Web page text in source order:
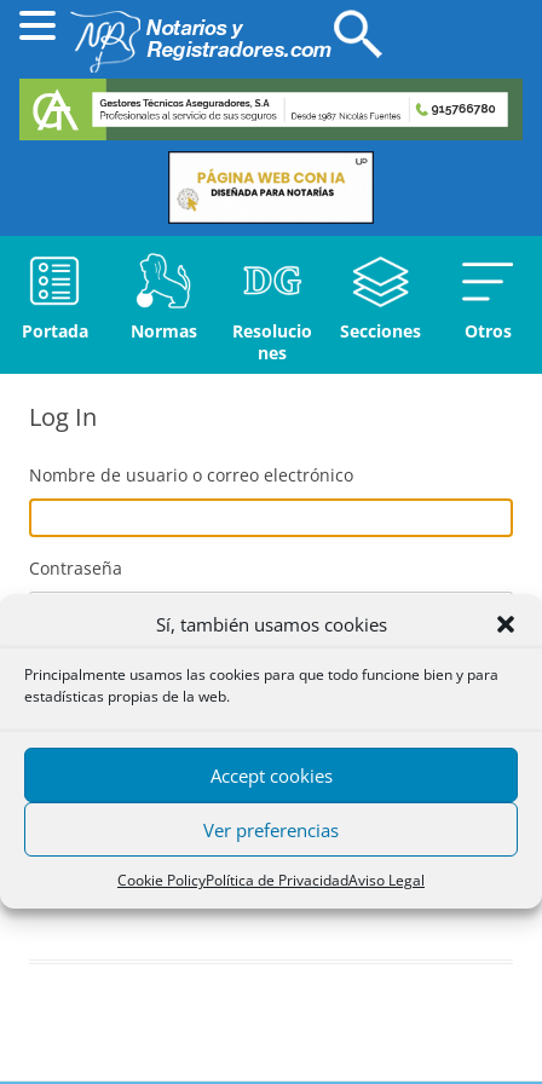
Sí, también usamos cookies
Principalmente usamos las cookies para que todo funcione bien y para
estadísticas propias de la web.
Accept cookies
Ver preferencias
Cookie PolicyPolítica de PrivacidadAviso Legal
Portada Normas
Resolucio
nes
Secciones Otros
Log In
Nombre de usuario o correo electrónico
Contraseña
Acceder
Registro
¿Has olvidado tu contraseña?